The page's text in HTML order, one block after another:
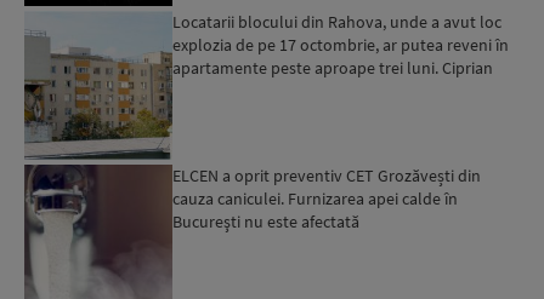
Locatarii blocului din Rahova, unde a avut loc
explozia de pe 17 octombrie, ar putea reveni în
apartamente peste aproape trei luni. Ciprian
ELCEN a oprit preventiv CET Grozăvești din
cauza caniculei. Furnizarea apei calde în
Bucureşti nu este afectată